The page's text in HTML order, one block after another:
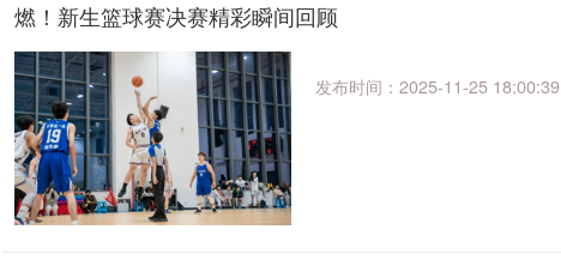
燃！新生篮球赛决赛精彩瞬间回顾
发布时间：2025-11-25 18:00:39